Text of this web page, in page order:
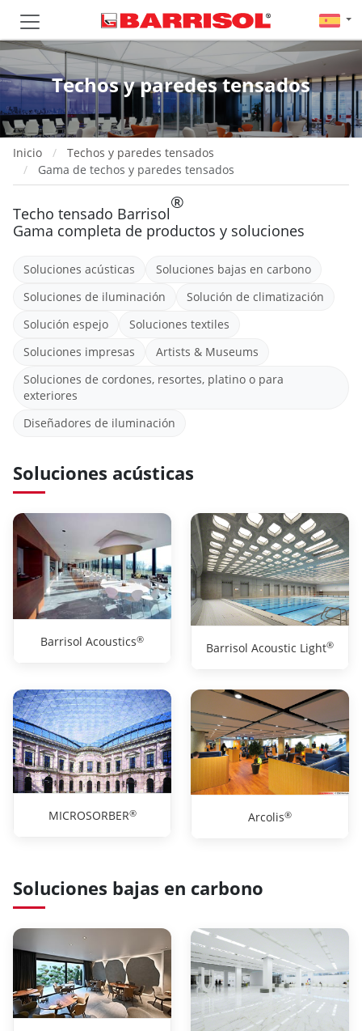
Techos y paredes tensados
Inicio
Techos y paredes tensados
Gama de techos y paredes tensados
Techo tensado Barrisol
®
Gama completa de productos y soluciones
Soluciones acústicas
Soluciones bajas en carbono
Soluciones de iluminación
Solución de climatización
Solución espejo
Soluciones textiles
Soluciones impresas
Artists & Museums
Soluciones de cordones, resortes, platino o para
exteriores
Diseñadores de iluminación
Soluciones acústicas
Barrisol Acoustics®
Barrisol Acoustic Light®
MICROSORBER® Arcolis®
Soluciones bajas en carbono